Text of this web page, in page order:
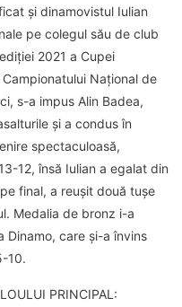
și dinamovistul Iulian
pe colegul său de club
2021 a Cupei
Național de
s-a impus Alin Badea,
și a condus în
spectaculoasă,
12, însă Iulian a egalat din
final, a reușit două tușe
Medalia de bronz i-a
Dinamo, care și-a învins
10.
PRINCIPAL: